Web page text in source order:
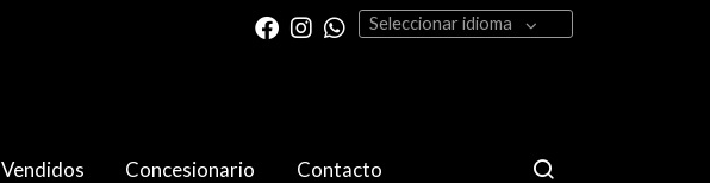
Seleccionar idioma
Vendidos Concesionario Contacto